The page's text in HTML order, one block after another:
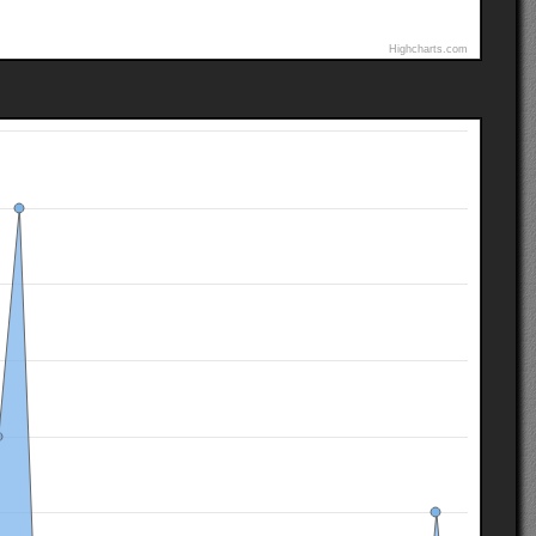
Highcharts.com